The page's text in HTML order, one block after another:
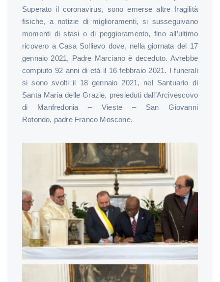
Superato il coronavirus, sono emerse altre fragilità
fisiche, a notizie di miglioramenti, si susseguivano
momenti di stasi o di peggioramento, fino all’ultimo
ricovero a Casa Sollievo dove, nella giornata del 17
gennaio 2021, Padre Marciano è deceduto. Avrebbe
compiuto 92 anni di età il 16 febbraio 2021. I funerali
si sono svolti il 18 gennaio 2021, nel Santuario di
Santa Maria delle Grazie, presieduti dall’Arcivescovo
di Manfredonia – Vieste – San Giovanni
Rotondo, padre Franco Moscone.